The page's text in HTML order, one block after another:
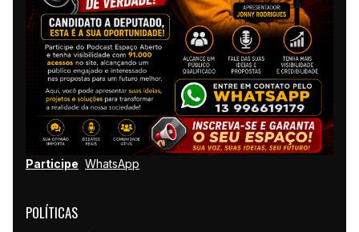
Participe WhatsApp
POLÍTICAS